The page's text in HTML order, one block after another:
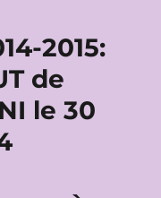
2015:
de
le 30